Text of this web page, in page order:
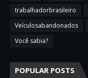
trabalhadorbrasileiro
Veículosabandonados
Você sabia?
POPULAR POSTS